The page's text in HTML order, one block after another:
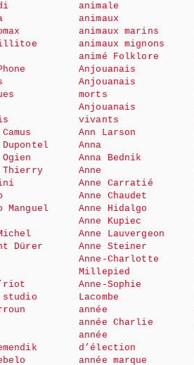
Manguel
Dürer
studio
animale
animaux
animaux marins
animaux mignons
animé Folklore
Anjouanais
Anjouanais
morts
Anjouanais
vivants
Ann Larson
Anna
Anna Bednik
Anne
Anne Carratié
Anne Chaudet
Anne Hidalgo
Anne Kupiec
Anne Lauvergeon
Anne Steiner
Anne-Charlotte
Millepied
Anne-Sophie
Lacombe
année
année Charlie
année
d’élection
année marque